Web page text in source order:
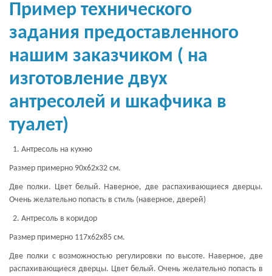
Пример технического
задания предоставленного
нашим заказчиком ( на
изготовление двух
антресолей и шкафчика в
туалет)
Антресоль на кухню
Размер примерно 90х62х32 см.
Две полки. Цвет белый. Наверное, две распахивающиеся дверцы.
Очень желательно попасть в стиль (наверное, дверей)
Антресоль в коридор
Размер примерно 117х62х85 см.
Две полки с возможностью регулировки по высоте. Наверное, две
распахивающиеся дверцы. Цвет белый. Очень желательно попасть в